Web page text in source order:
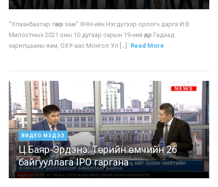
"Улаанбаатар төмөр зам" ХНН-ийн Нэгдүгээр орлогч дарга И.В
Милостных 2021 оны 10 дугаар сарын 19-ний өдөр Гадаад
харилцааны яам, ОХУ-аас Монгол Ул [...]
Read More
ВИДЕО МЭДЭЭ
Ц.Баяр-Эрдэнэ: Төрийн өмчийн 26
байгууллага IPO гаргана .